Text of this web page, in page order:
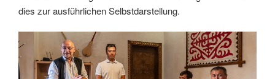
dies zur ausführlichen Selbstdarstellung.